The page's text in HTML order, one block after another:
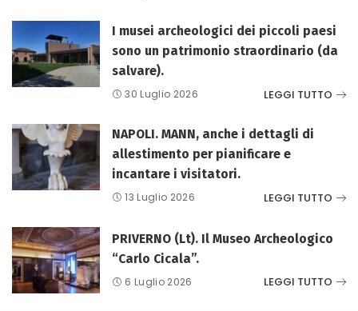
I musei archeologici dei piccoli paesi
sono un patrimonio straordinario (da
salvare).
30 Luglio 2026 LEGGI TUTTO
NAPOLI. MANN, anche i dettagli di
allestimento per pianificare e
incantare i visitatori.
13 Luglio 2026 LEGGI TUTTO
PRIVERNO (Lt). Il Museo Archeologico
“Carlo Cicala”.
6 Luglio 2026 LEGGI TUTTO